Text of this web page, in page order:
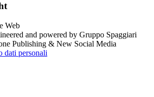
and powered by Gruppo Spaggiari
Publishing & New Social Media
dati personali